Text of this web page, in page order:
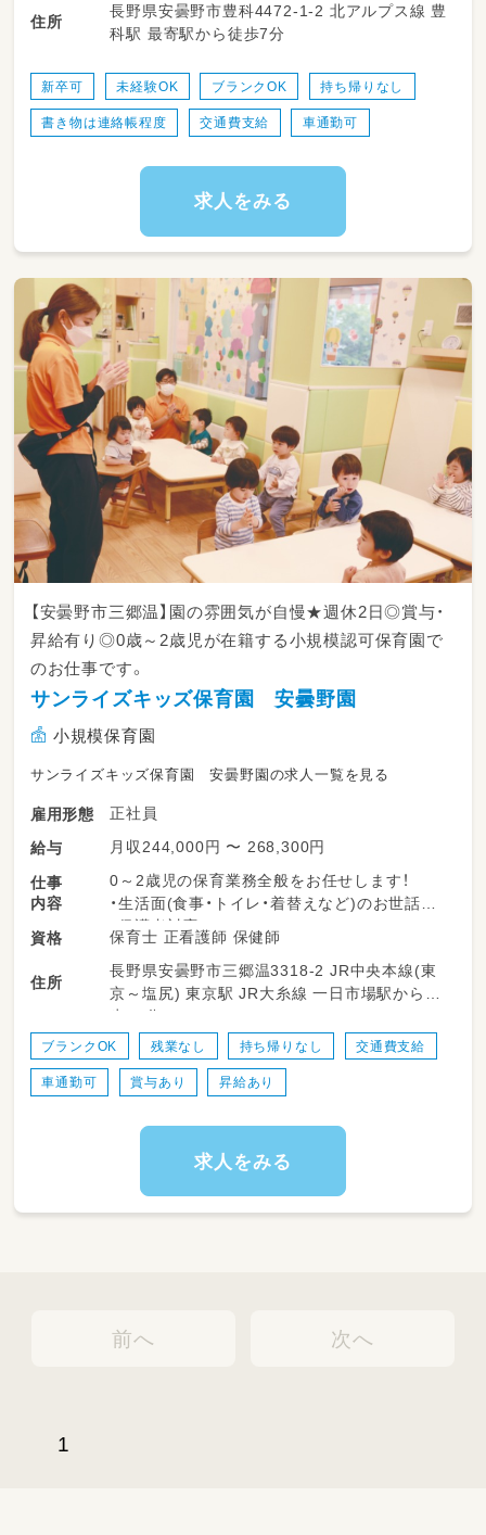
すので、ご安心ください。
住所
長野県安曇野市豊科4472-1-2 北アルプス線 豊
科駅 最寄駅から徒歩7分
新卒可 未経験OK ブランクOK 持ち帰りなし
書き物は連絡帳程度 交通費支給 車通勤可
求人をみる
【安曇野市三郷温】園の雰囲気が自慢★週休2日◎賞与・
昇給有り◎0歳～2歳児が在籍する小規模認可保育園で
のお仕事です。
サンライズキッズ保育園 安曇野園
小規模保育園
サンライズキッズ保育園 安曇野園の求人一覧を見る
雇用形態
正社員
給与
月収244,000円 〜 268,300円
仕事
内容
0～2歳児の保育業務全般をお任せします！
・生活面(食事・トイレ・着替えなど)のお世話
・保護者対応
・行事の準備、実行(行事は少なめ)
・掃除や雑務
・書類関係(連絡帳はアプリを使用)
子どもたちが楽しく安全に過ごせるよう
お手伝いをお願いします♪
アットホームな職場なので、職員同士も協力し
が可能です★
資格 保育士 正看護師 保健師
住所
長野県安曇野市三郷温3318-2 JR中央本線(東
京～塩尻) 東京駅 JR大糸線 一日市場駅から徒
歩17分
ブランクOK 残業なし 持ち帰りなし 交通費支給
車通勤可 賞与あり 昇給あり
求人をみる
前へ
1
次へ